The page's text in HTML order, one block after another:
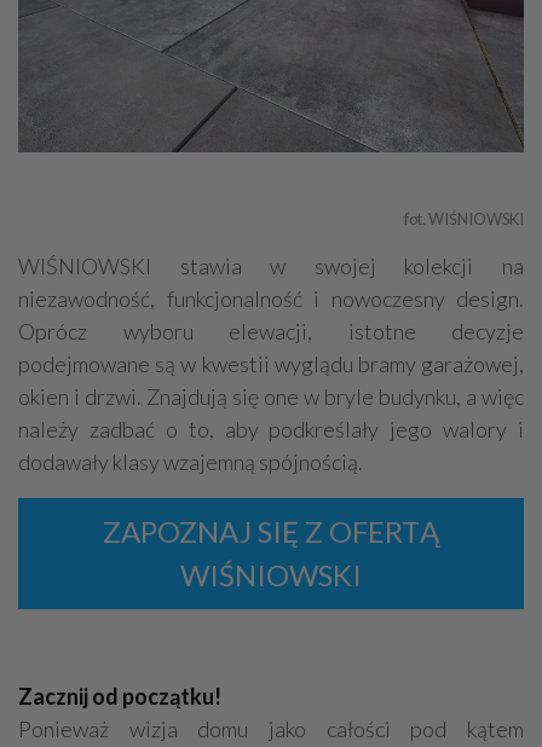
fot. WIŚNIOWSKI
WIŚNIOWSKI stawia w swojej kolekcji na
niezawodność, funkcjonalność i nowoczesny design.
Oprócz wyboru elewacji, istotne decyzje
podejmowane są w kwestii wyglądu bramy garażowej,
okien i drzwi. Znajdują się one w bryle budynku, a więc
należy zadbać o to, aby podkreślały jego walory i
dodawały klasy wzajemną spójnością.
ZAPOZNAJ SIĘ Z OFERTĄ
WIŚNIOWSKI
Zacznij od początku!
Ponieważ wizja domu jako całości pod kątem